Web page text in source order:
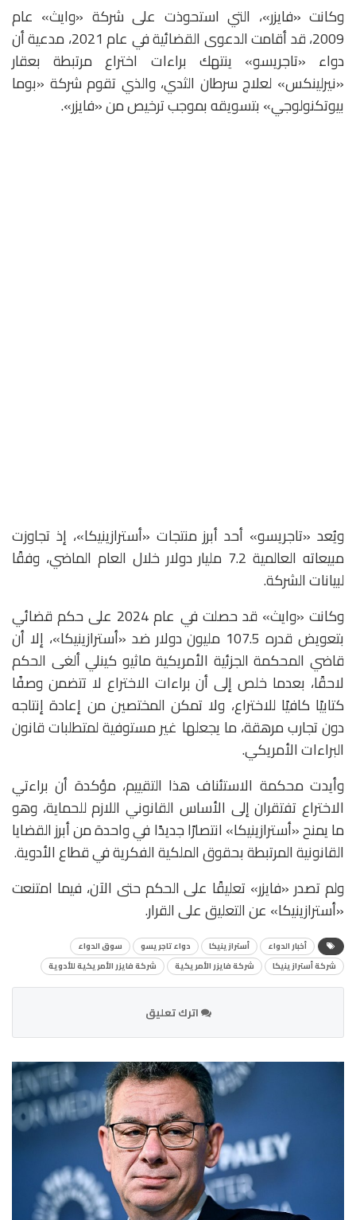
وكانت «فايزر»، التي استحوذت على شركة «وايث» عام
2009، قد أقامت الدعوى القضائية في عام 2021، مدعية أن
دواء «تاجريسو» ينتهك براءات اختراع مرتبطة بعقار
«نيرلينكس» لعلاج سرطان الثدي، والذي تقوم شركة «بوما
بيوتكنولوجي» بتسويقه بموجب ترخيص من «فايزر».
ويُعد «تاجريسو» أحد أبرز منتجات «أسترازينيكا»، إذ تجاوزت
مبيعاته العالمية 7.2 مليار دولار خلال العام الماضي، وفقًا
لبيانات الشركة.
وكانت «وايث» قد حصلت في عام 2024 على حكم قضائي
بتعويض قدره 107.5 مليون دولار ضد «أسترازينيكا»، إلا أن
قاضي المحكمة الجزئية الأمريكية ماثيو كينلي ألغى الحكم
لاحقًا، بعدما خلص إلى أن براءات الاختراع لا تتضمن وصفًا
كتابيًا كافيًا للاختراع، ولا تمكن المختصين من إعادة إنتاجه
دون تجارب مرهقة، ما يجعلها غير مستوفية لمتطلبات قانون
البراءات الأمريكي.
وأيدت محكمة الاستئناف هذا التقييم، مؤكدة أن براءتي
الاختراع تفتقران إلى الأساس القانوني اللازم للحماية، وهو
ما يمنح «أسترازينيكا» انتصارًا جديدًا في واحدة من أبرز القضايا
القانونية المرتبطة بحقوق الملكية الفكرية في قطاع الأدوية.
ولم تصدر «فايزر» تعليقًا على الحكم حتى الآن، فيما امتنعت
«أسترازينيكا» عن التعليق على القرار.
أخبار الدواء أسترازينيكا دواء تاجريسو
سوق الدواء
شركة أسترازينيكا
شركة فايزر الأمريكية شركة فايزر الأمريكية للأدوية
اترك تعليق